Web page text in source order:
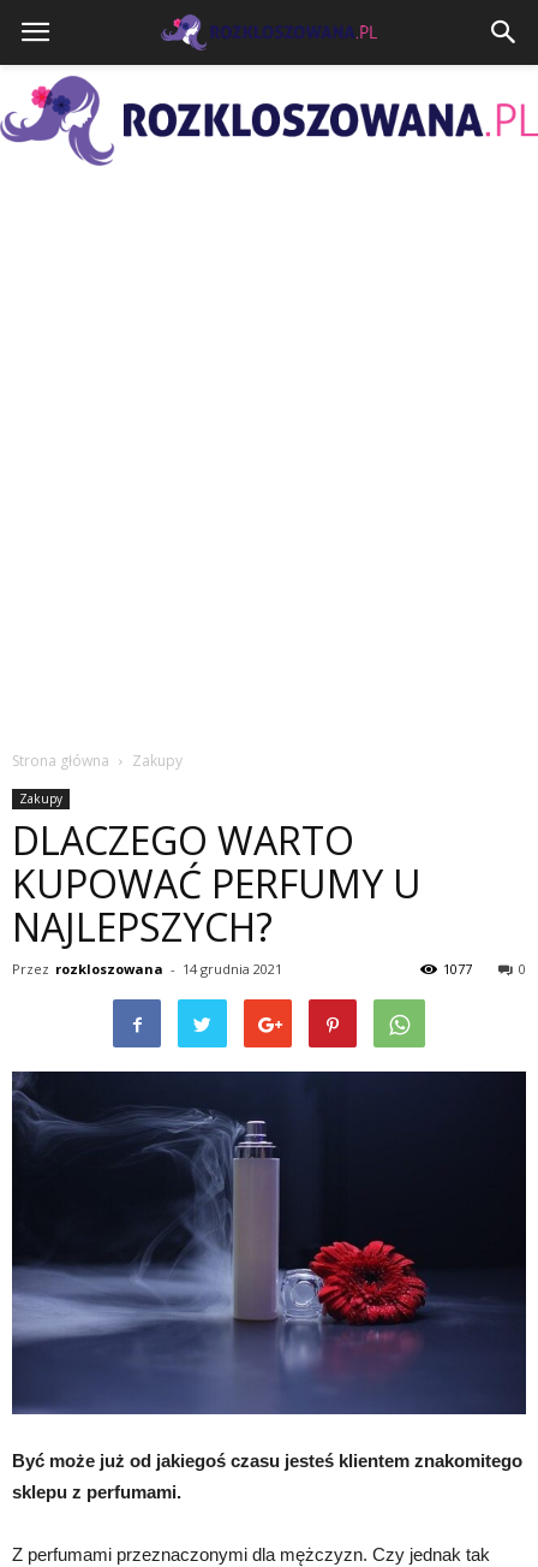
Strona główna Zakupy
Zakupy
DLACZEGO WARTO
KUPOWAĆ PERFUMY U
NAJLEPSZYCH?
Przez rozkloszowana - 14 grudnia 2021 0
1077
Być może już od jakiegoś czasu jesteś klientem znakomitego
sklepu z perfumami.
Z perfumami przeznaczonymi dla mężczyzn. Czy jednak tak